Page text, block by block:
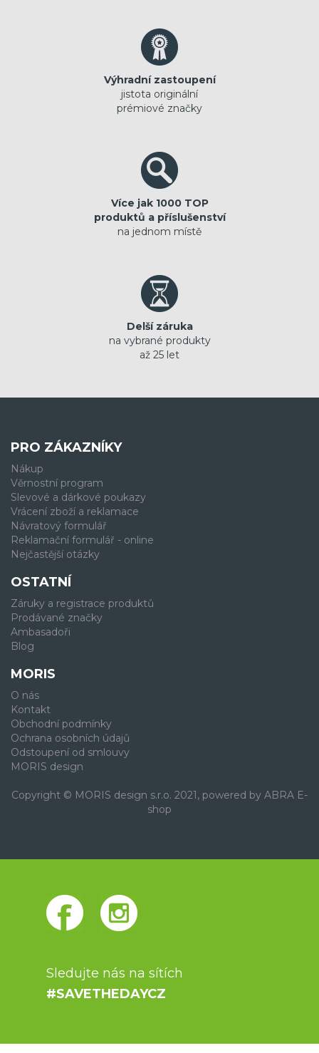
Výhradní zastoupení
jistota originální
prémiové značky
Více jak 1000 TOP
produktů a příslušenství
na jednom místě
Delší záruka
na vybrané produkty
až 25 let
PRO ZÁKAZNÍKY
Nákup
Věrnostní program
Slevové a dárkové poukazy
Vrácení zboží a reklamace
Návratový formulář
Reklamační formulář - online
Nejčastější otázky
OSTATNÍ
Záruky a registrace produktů
Prodávané značky
Ambasadoři
Blog
MORIS
O nás
Kontakt
Obchodní podmínky
Ochrana osobních údajů
Odstoupení od smlouvy
MORIS design
Copyright © MORIS design s.r.o. 2021, powered by ABRA E-
shop
Sledujte nás na sítích
#SAVETHEDAYCZ